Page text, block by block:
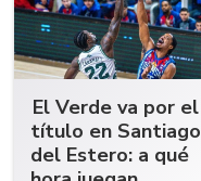
El Verde va por el
título en Santiago
del Estero: a qué